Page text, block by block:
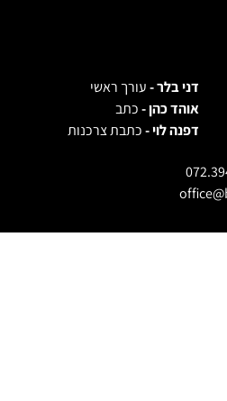
דני בלר -עורך ראשי
אוהד כהן -כתב
דפנה לוי -כתבת צרכנות